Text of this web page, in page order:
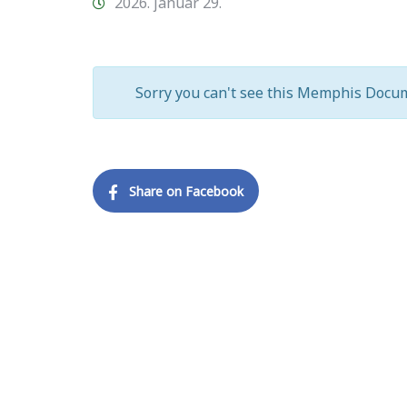
Sorry you can't see this Memphis
Share on Facebook